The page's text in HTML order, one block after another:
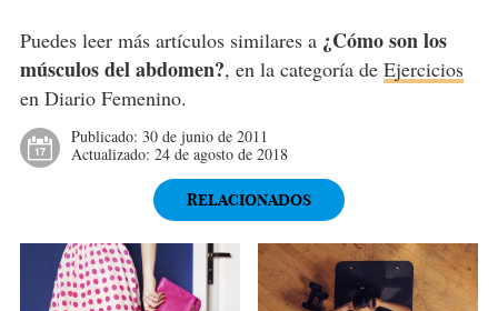
Puedes leer más artículos similares a ¿Cómo son los
músculos del abdomen?, en la categoría de Ejercicios
en Diario Femenino.
Publicado: 30 de junio de 2011
Actualizado: 24 de agosto de 2018
RELACIONADOS